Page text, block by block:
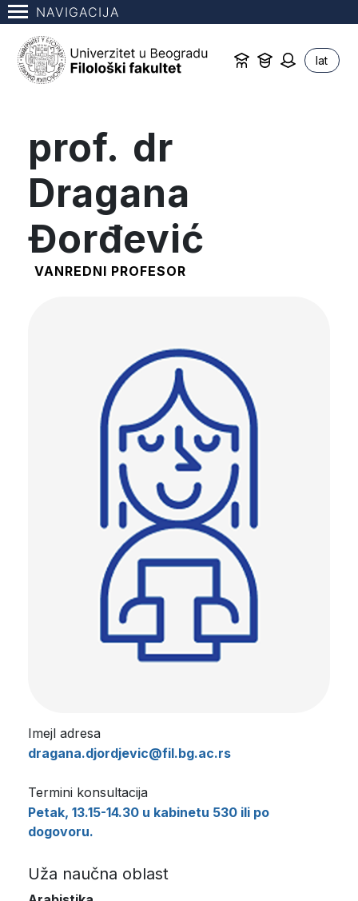
NAVIGACIJA
lat
prof. dr
Dragana
Đorđević
VANREDNI PROFESOR
Imejl adresa
dragana.djordjevic@fil.bg.ac.rs
Termini konsultacija
Petak, 13.15-14.30 u kabinetu 530 ili po
dogovoru.
Uža naučna oblast